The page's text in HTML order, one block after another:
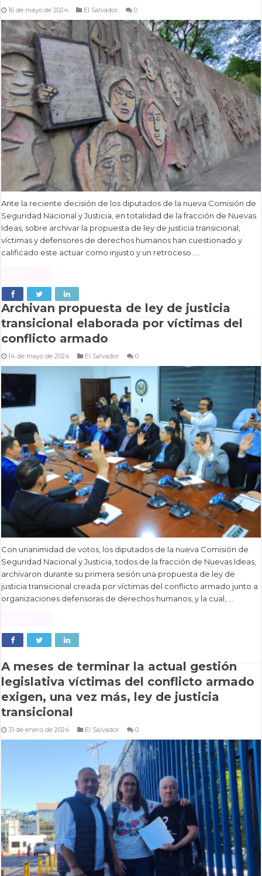
16 de mayo de 2024 El Salvador 0
Ante la reciente decisión de los diputados de la nueva Comisión de
Seguridad Nacional y Justicia, en totalidad de la fracción de Nuevas
Ideas, sobre archivar la propuesta de ley de justicia transicional,
víctimas y defensores de derechos humanos han cuestionado y
calificado este actuar como injusto y un retroceso. …
Archivan propuesta de ley de justicia
transicional elaborada por víctimas del
conflicto armado
14 de mayo de 2024 El Salvador 0
Con unanimidad de votos, los diputados de la nueva Comisión de
Seguridad Nacional y Justicia, todos de la fracción de Nuevas Ideas,
archivaron durante su primera sesión una propuesta de ley de
justicia transicional creada por víctimas del conflicto armado junto a
organizaciones defensoras de derechos humanos, y la cual, …
A meses de terminar la actual gestión
legislativa víctimas del conflicto armado
exigen, una vez más, ley de justicia
transicional
31 de enero de 2024 El Salvador 0